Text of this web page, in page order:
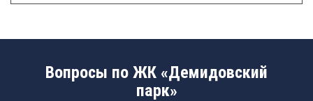
Вопросы по ЖК «Демидовский
парк»